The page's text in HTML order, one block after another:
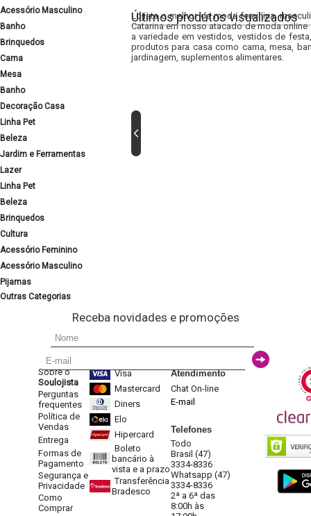
Acessório Masculino
Banho
Brinquedos
Cama
Mesa
Banho
Decoração Casa
Linha Pet
Beleza
Jardim e Ferramentas
Lazer
Linha Pet
Beleza
Brinquedos
Cultura
Acessório Feminino
Acessório Masculino
Pijamas
Outras Categorias
Últimos produtos visualizados
Lojista o melhor da moda feminina,
Catarina em nosso atacado de moda
a variedade em vestidos, vestidos de
produtos para casa como cama, mesa,
jardinagem, suplementos alimentares.
Receba novidades e promoções
Sobre o
Soulojista
Perguntas
frequentes
Política de
Vendas
Entrega
Formas de
Pagamento
Segurança e
Privacidade
Como
Comprar
Visa
Mastercard
Diners
Elo
Hipercard
Boleto
bancário à
vista e a prazo
Transferência
Bradesco
Atendimento
Chat On-line
E-mail
Telefones
Todo
Brasil (47)
3334-8336
Whatsapp (47)
3334-8336
2ª a 6ª das
8:00h às